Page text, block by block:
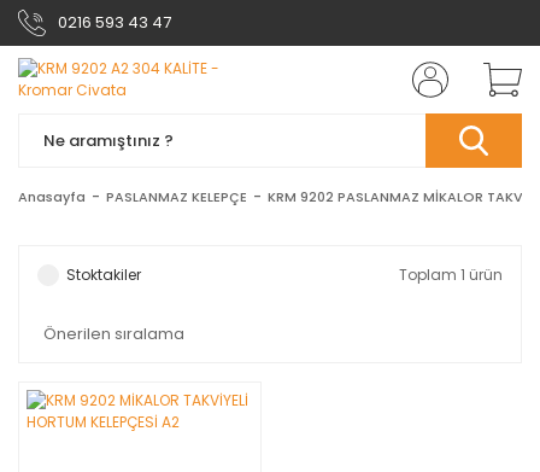
0216 593 43 47
Anasayfa PASLANMAZ KELEPÇE KRM 9202 PASLANMAZ MİKALOR
Stoktakiler Toplam 1 ürün